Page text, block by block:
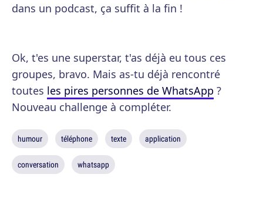
dans un podcast, ça suffit à la fin !
Ok, t'es une superstar, t'as déjà eu tous ces
groupes, bravo. Mais as-tu déjà rencontré
toutes les pires personnes de WhatsApp ?
Nouveau challenge à compléter.
humour téléphone texte application
conversation whatsapp